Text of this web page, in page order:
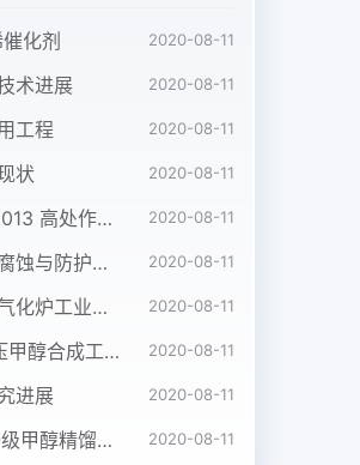
的体积受它的分子结构的影响,如
der horst等详细讨论了采用
且化学成分也受所用溶剂的亲和力
的大分子可能具有相同的流体力目
流程和设备仅限于在常温学体积,在
烃。作者简介Mr. Ginzburg is a Ph.
Macko is a Research Co-Worker;
a Deputy Manager of the
Institute for Polymers,
6, 64289 Darmstadt,
RBrull@dki. tu-darmstadt. de Mr.
化剂 2020-08-11
术进展 2020-08-11
工程 2020-08-11
状 2020-08-11
JB/T 11699-2013 高处作业吊篮安装、拆卸、使用技术规程 2020-08-11
石油化工设备腐蚀与防护参考书十本免费下载，绝版珍藏 2020-08-11
四喷嘴水煤浆气化炉工业应用情况简介 2020-08-11
Lurgi和ICI低压甲醇合成工艺比较 2020-08-11
进展 2020-08-11
精甲醇及MTO级甲醇精馏工艺技术进展 2020-08-11